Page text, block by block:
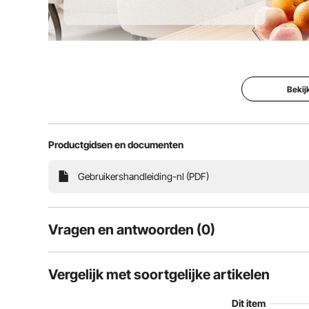
cilinders kunt u twee verschillende dranken
Productgidsen en documenten
Gebruikershandleiding-nl (PDF)
Vragen en antwoorden (0)
Is het product duurzaam? ...
Vergelijk met soortgelijke artikelen
Dit item